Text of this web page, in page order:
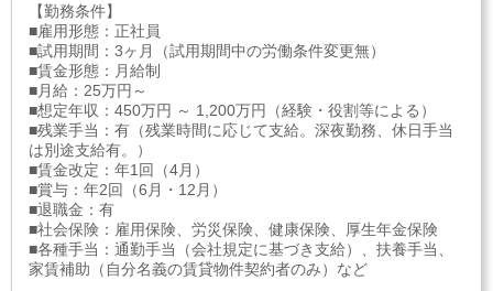
【勤務条件】
■雇用形態：正社員
■試用期間：3ヶ月（試用期間中の労働条件変更無）
■賃金形態：月給制
■月給：25万円～
■想定年収：450万円 ～ 1,200万円（経験・役割等による）
■残業手当：有（残業時間に応じて支給。深夜勤務、休日手当
は別途支給有。）
■賃金改定：年1回（4月）
■賞与：年2回（6月・12月）
■退職金：有
■社会保険：雇用保険、労災保険、健康保険、厚生年金保険
■各種手当：通勤手当（会社規定に基づき支給）、扶養手当、
家賃補助（自分名義の賃貸物件契約者のみ）など